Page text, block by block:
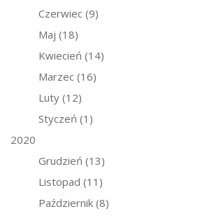
Czerwiec (9)
Maj (18)
Kwiecień (14)
Marzec (16)
Luty (12)
Styczeń (1)
2020
Grudzień (13)
Listopad (11)
Październik (8)